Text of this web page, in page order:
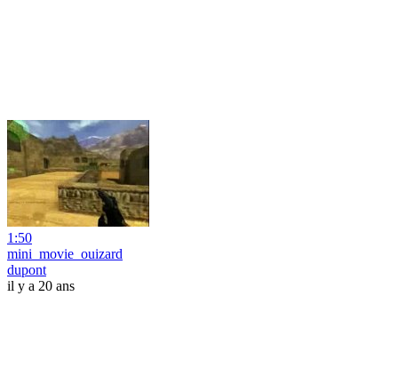
1:50
mini_movie_ouizard
dupont
il y a 20 ans